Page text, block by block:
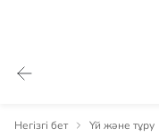
Негізгі бет Үй және тұру